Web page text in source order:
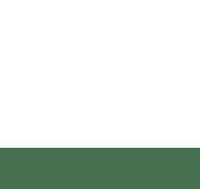
implicarea personală a
executată cu mâinile
de iască (produsul
a bijuteriei proprii din
necesită rezervare la: •
DE • Ghidaj profesionist la
• Ghidaj în Salina din Praid: